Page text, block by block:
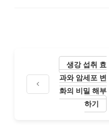
생강 섭취 효
과와 암세포 변
화의 비밀 해부
하기